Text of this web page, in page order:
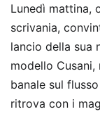
Lunedì mattina,
scrivania,
lancio della sua
modello
banale sul
ritrova con i